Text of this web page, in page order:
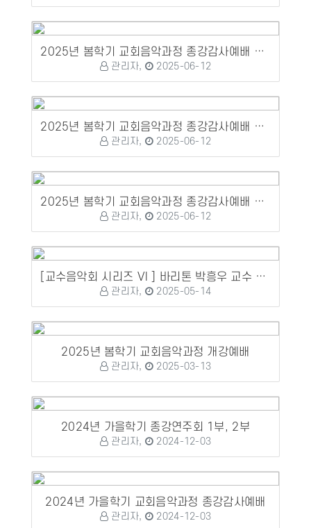
2025년 봄학기 교회음악과정 종강감사예배 및 수료식, 정기연주회
관리자, 2025-06-12
2025년 봄학기 교회음악과정 종강감사예배 및 수료식, 정기연주회
관리자, 2025-06-12
2025년 봄학기 교회음악과정 종강감사예배 및 수료식, 정기연주회
관리자, 2025-06-12
[교수음악회 시리즈 VI ] 바리톤 박흥우 교수 성가독창회
관리자, 2025-05-14
2025년 봄학기 교회음악과정 개강예배
관리자, 2025-03-13
2024년 가을학기 종강연주회 1부, 2부
관리자, 2024-12-03
2024년 가을학기 교회음악과정 종강감사예배
관리자, 2024-12-03